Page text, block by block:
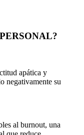
apática y
negativamente su
al burnout, una